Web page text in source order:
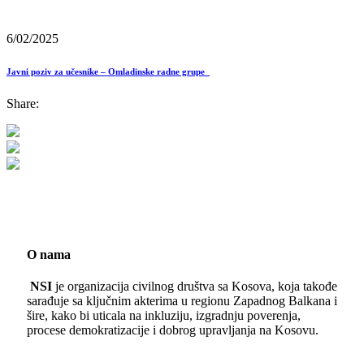
6/02/2025
Javni poziv za učesnike – Omladinske radne grupe
Share:
O nama
NSI je organizacija civilnog društva sa Kosova, koja takođe
sarađuje sa ključnim akterima u regionu Zapadnog Balkana i
šire, kako bi uticala na inkluziju, izgradnju poverenja,
procese demokratizacije i dobrog upravljanja na Kosovu.